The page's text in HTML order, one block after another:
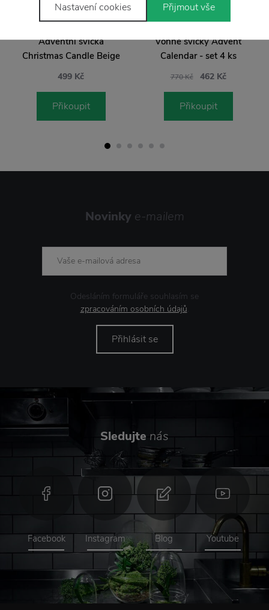
Adventní svíčka
Christmas Candle Beige
499 Kč
Přikoupit
Vonné svíčky Advent
Calendar - set 4 ks
770 Kč 462 Kč
Přikoupit
Novinky e-mailem
Odesláním formuláře souhlasím se
zpracováním osobních údajů.
Přihlásit se
Sledujte nás
Facebook Instagram Blog Youtube
Nastavení cookies Přijmout vše